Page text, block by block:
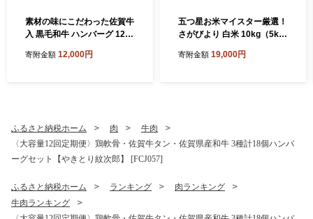
素材の味にこだわった佐賀牛
入 黒毛和牛 ハンバーグ 12個
ばいばーぐ はんばーぐ 弁当
寄附金額 12,000円
五つ星お米マイスター厳選！
さがびより 白米 10kg（5kg
店 [FCW046]
寄附金額 19,000円
ふるさと納税ホーム 肉
牛肉
〈大容量12回定期便〉鶏軟骨・佐賀牛タン・佐賀県産和牛 3種計18個ハンバ
ーグセット【やきとり紋次郎】 [FCJ057]
ふるさと納税ホーム ランキング
肉ランキング
牛肉ランキング